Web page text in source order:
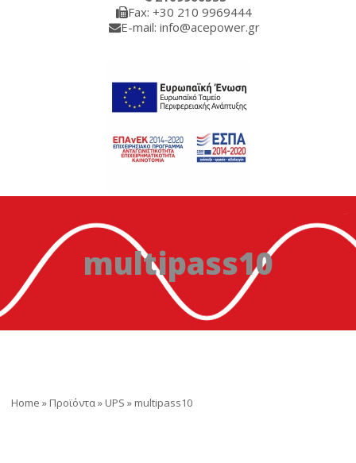
Fax: +30 210 9969444
E-mail: info@acepower.gr
multipass10
Home » Προϊόντα» UPS » multipass10